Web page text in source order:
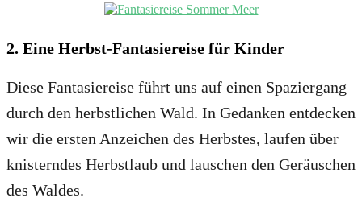
2. Eine Herbst-Fantasiereise für Kinder
Diese Fantasiereise führt uns auf einen Spaziergang
durch den herbstlichen Wald. In Gedanken entdecken
wir die ersten Anzeichen des Herbstes, laufen über
knisterndes Herbstlaub und lauschen den Geräuschen
des Waldes.